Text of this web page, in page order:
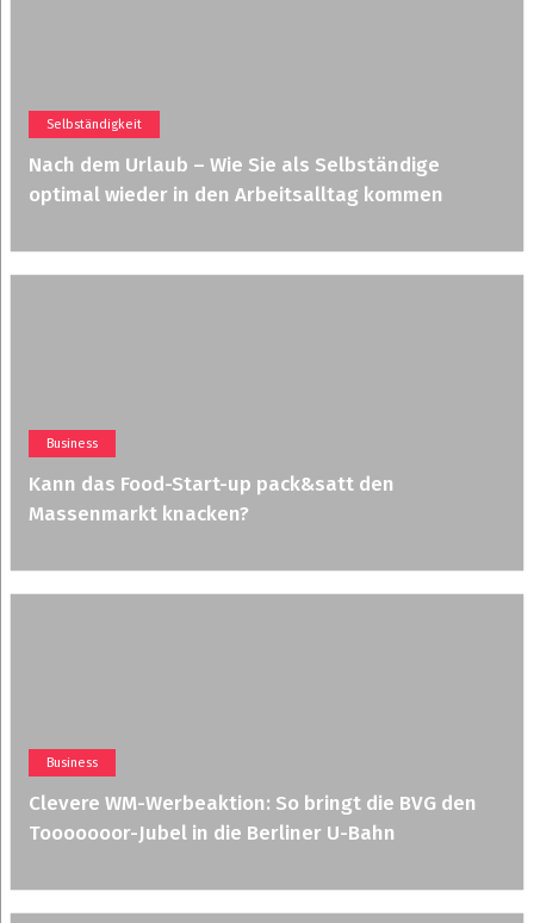
Selbständigkeit
Nach dem Urlaub – Wie Sie als Selbständige
optimal wieder in den Arbeitsalltag kommen
Business
Kann das Food-Start-up pack&satt den
Massenmarkt knacken?
Business
Clevere WM-Werbeaktion: So bringt die BVG den
Tooooooor-Jubel in die Berliner U-Bahn